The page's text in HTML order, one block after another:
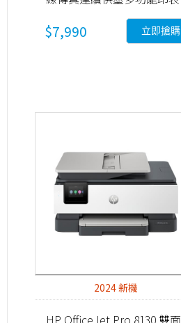
$7,990 立即搶購
2024 新機
HP OfficeJet Pro 8130 雙面